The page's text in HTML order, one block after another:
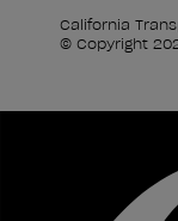
California
© Copyright